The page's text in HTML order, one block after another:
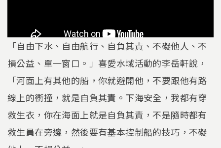
「自由下水、自由航行、自負其責、不礙他人、不
損公益、單一窗口。」喜愛水域活動的李岳軒說，
「河面上有其他的船，你就避開他，不要跟他有路
線上的衝撞，就是自負其責。下海安全，我都有穿
救生衣，你在海面上就是自負其責，不是隨時都有
救生員在旁邊，然後要有基本控制船的技巧，不礙